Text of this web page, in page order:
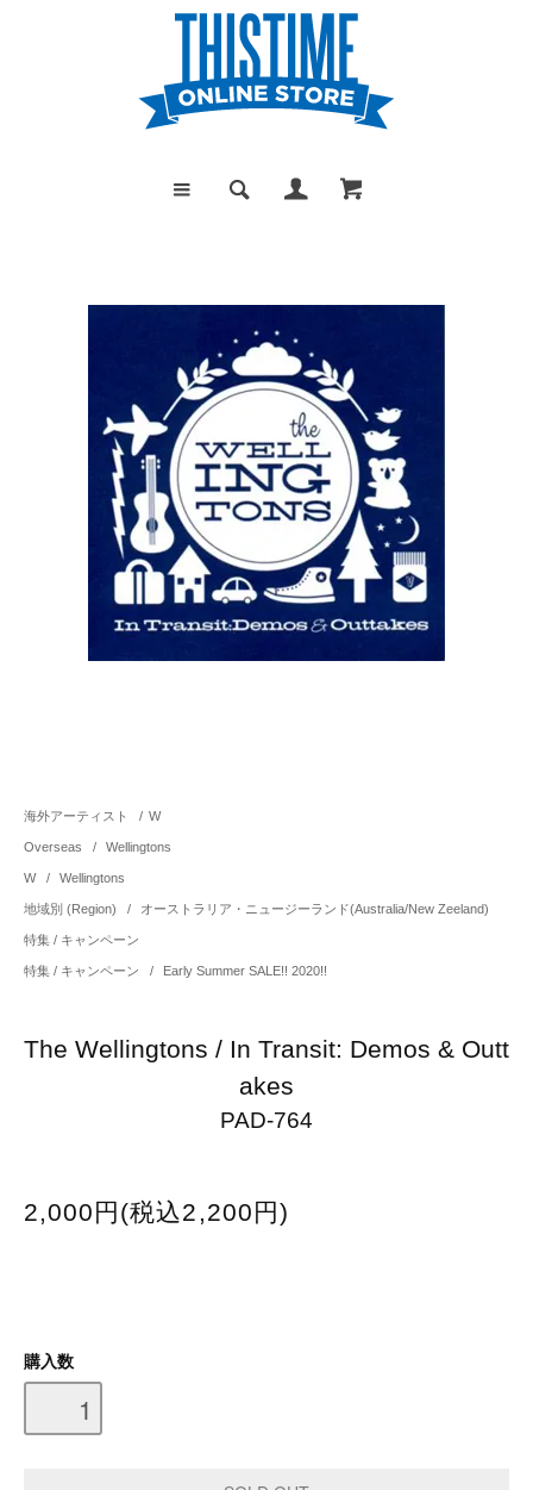
海外アーティスト / W
Overseas / Wellingtons
W / Wellingtons
地域別 (Region) / オーストラリア・ニュージーランド(Australia/New Zeeland)
特集 / キャンペーン
特集 / キャンペーン / Early Summer SALE!! 2020!!
The Wellingtons / In Transit: Demos & Outt
akes
PAD-764
2,000円(税込2,200円)
購入数